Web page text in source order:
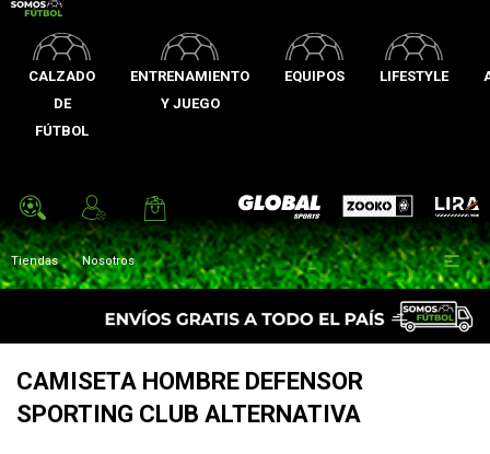
CALZADO
DE
FÚTBOL
ENTRENAMIENTO
Y JUEGO
EQUIPOS LIFESTYLE
Global Sports Zooko Lira
Tiendas Nosotros 
CAMISETA HOMBRE DEFENSOR
SPORTING CLUB ALTERNATIVA